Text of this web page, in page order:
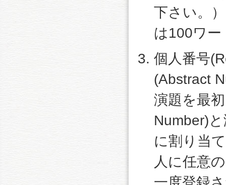
下さい。
は100ワ
個人番号
(Abstract
演題を最
Number)
に割り当
人に任意